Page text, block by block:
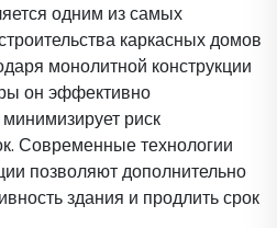
одним из самых
каркасных домов
монолитной конструкции
он эффективно
риск
Современные технологии
позволяют дополнительно
здания и продлить срок